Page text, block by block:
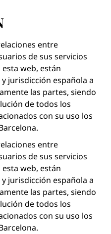
entre
de sus servicios
web, están
jurisdicción española a
las partes, siendo
de todos los
con su uso los
entre
de sus servicios
web, están
jurisdicción española a
las partes, siendo
de todos los
con su uso los